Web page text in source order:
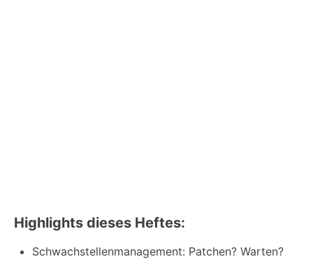
Highlights dieses Heftes:
Schwachstellenmanagement: Patchen? Warten?